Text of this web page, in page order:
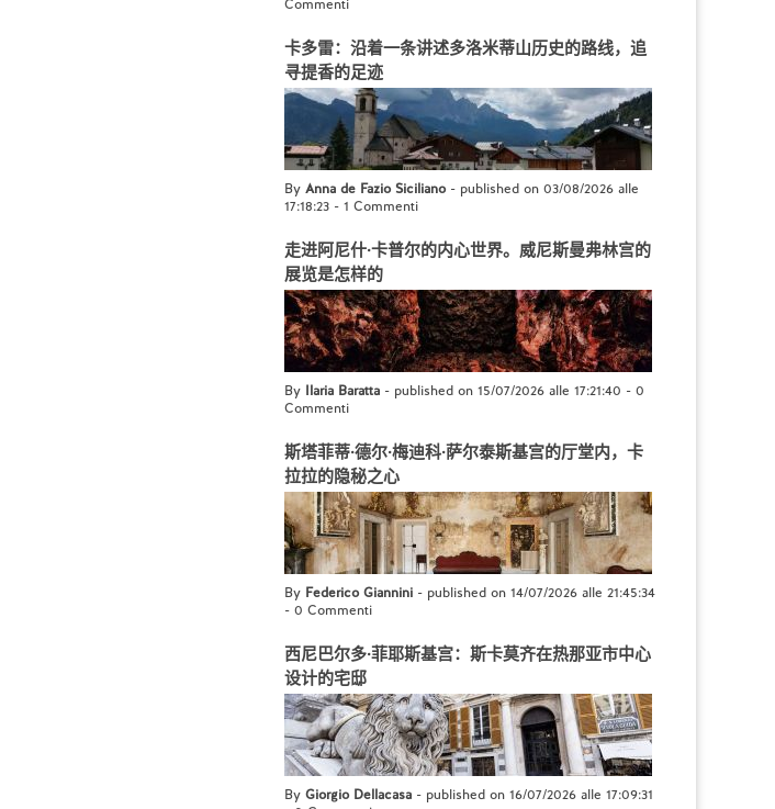
Commenti
卡多雷：沿着一条讲述多洛米蒂山历史的路线，追
寻提香的足迹
By Anna de Fazio Siciliano- published on 03/08/2026 alle
17:18:23 - 1 Commenti
走进阿尼什·卡普尔的内心世界。威尼斯曼弗林宫的
展览是怎样的
By Ilaria Baratta - published on 15/07/2026 alle 17:21:40 - 0
Commenti
斯塔菲蒂·德尔·梅迪科·萨尔泰斯基宫的厅堂内，卡
拉拉的隐秘之心
By Federico Giannini - published on 14/07/2026 alle 21:45:34
- 0 Commenti
西尼巴尔多·菲耶斯基宫：斯卡莫齐在热那亚市中心
设计的宅邸
By Giorgio Dellacasa - published on 16/07/2026 alle 17:09:31